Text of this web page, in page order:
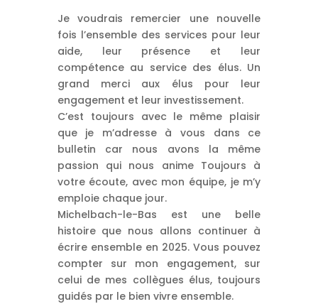
Je voudrais remercier une nouvelle
fois l’ensemble des services pour leur
aide, leur présence et leur
compétence au service des élus. Un
grand merci aux élus pour leur
engagement et leur investissement.
C’est toujours avec le même plaisir
que je m’adresse à vous dans ce
bulletin car nous avons la même
passion qui nous anime Toujours à
votre écoute, avec mon équipe, je m’y
emploie chaque jour.
Michelbach-le-Bas est une belle
histoire que nous allons continuer à
écrire ensemble en 2025. Vous pouvez
compter sur mon engagement, sur
celui de mes collègues élus, toujours
guidés par le bien vivre ensemble.